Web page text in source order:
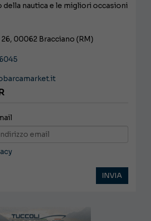
della nautica e le migliori occasioni
00062 Bracciano (RM)